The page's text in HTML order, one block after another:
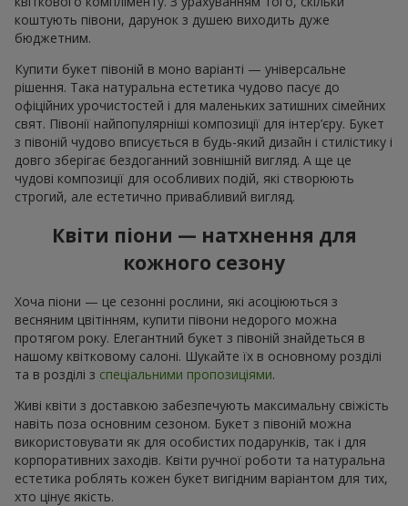
коштують півони, дарунок з душею виходить дуже
бюджетним.
Купити букет півоній в моно варіанті — універсальне
рішення. Така натуральна естетика чудово пасує до
офіційних урочистостей і для маленьких затишних сімейних
свят. Півонії найпопулярніші композиції для інтер’єру. Букет
з півоній чудово вписується в будь-який дизайн і стилістику і
довго зберігає бездоганний зовнішній вигляд. А ще це
чудові композиції для особливих подій, які створюють
строгий, але естетично привабливий вигляд.
Квіти піони — натхнення для
кожного сезону
Хоча піони — це сезонні рослини, які асоціюються з
весняним цвітінням, купити півони недорого можна
протягом року. Елегантний букет з півоній знайдеться в
нашому квітковому салоні. Шукайте їх в основному розділі
та в розділі з спеціальними пропозиціями.
Живі квіти з доставкою забезпечують максимальну свіжість
навіть поза основним сезоном. Букет з півоній можна
використовувати як для особистих подарунків, так і для
корпоративних заходів. Квіти ручної роботи та натуральна
естетика роблять кожен букет вигідним варіантом для тих,
хто цінує якість.